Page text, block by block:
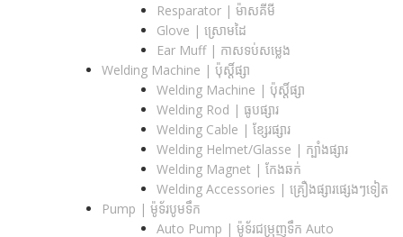
Resparator | ម៉ាសគីមី
Glove | ស្រោមដៃ
Ear Muff | កាសទប់សម្លេង
Welding Machine | ប៉ុស្តិ៍ផ្សា
Welding Machine | ប៉ុស្តិ៍ផ្សា
Welding Rod | ធូបផ្សារ
Welding Cable | ខ្សែរផ្សារ
Welding Helmet/Glasse | ក្បាំងផ្សារ
Welding Magnet | កែងឆក់
Welding Accessories | គ្រឿងផ្សារផ្សេងៗទៀត
Pump | ម៉ូទ័របូមទឹក
Auto Pump | ម៉ូទ័រជម្រុញទឹក Auto